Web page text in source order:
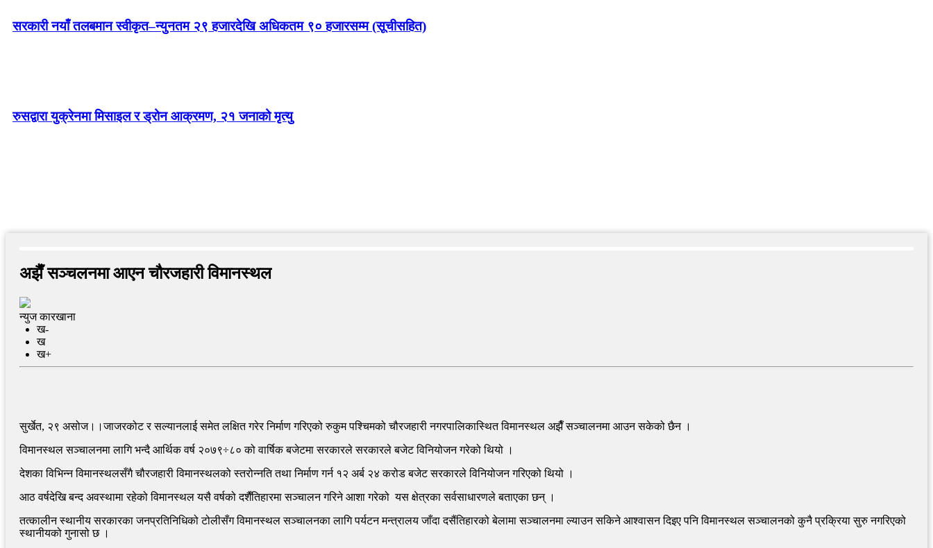
सरकारी नयाँ तलबमान स्वीकृत–न्युनतम २९ हजारदेखि अधिकतम ९० हजारसम्म (सूचीसहित)
रुसद्वारा युक्रेनमा मिसाइल र ड्रोन आक्रमण, २१ जनाको मृत्यु
अझैँ सञ्चलनमा आएन चौरजहारी विमानस्थल
न्युज कारखाना
ख-
ख
ख+
सुर्खेत, २९ असोज।।जाजरकोट र सल्यानलाई समेत लक्षित गरेर निर्माण गरिएको रुकुम पश्चिमको चौरजहारी नगरपालिकास्थित विमानस्थल अझैँ सञ्चालनमा आउन सकेको छैन ।
विमानस्थल सञ्चालनमा लागि भन्दै आर्थिक वर्ष २०७९÷८० को वार्षिक बजेटमा सरकारले सरकारले बजेट विनियोजन गरेको थियो ।
देशका विभिन्न विमानस्थलसँगै चौरजहारी विमानस्थलको स्तरोन्नति तथा निर्माण गर्न १२ अर्ब २४ करोड बजेट सरकारले विनियोजन गरिएको थियो ।
आठ वर्षदेखि बन्द अवस्थामा रहेको विमानस्थल यसै वर्षको दशैँतिहारमा सञ्चालन गरिने आशा गरेको यस क्षेत्रका सर्वसाधारणले बताएका छन् ।
तत्कालीन स्थानीय सरकारका जनप्रतिनिधिको टोलीसँग विमानस्थल सञ्चालनका लागि पर्यटन मन्त्रालय जाँदा दसैंतिहारको बेलामा सञ्चालनमा ल्याउन सकिने आश्वासन दिइए पनि विमानस्थल सञ्चालनको कुनै प्रक्रिया सुरु नगरिएको
स्थानीयको गुनासो छ ।